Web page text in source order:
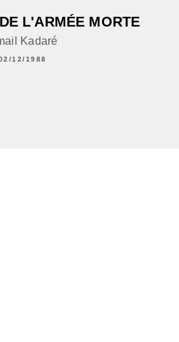
L'ARMÉE MORTE
Kadaré
12/1988